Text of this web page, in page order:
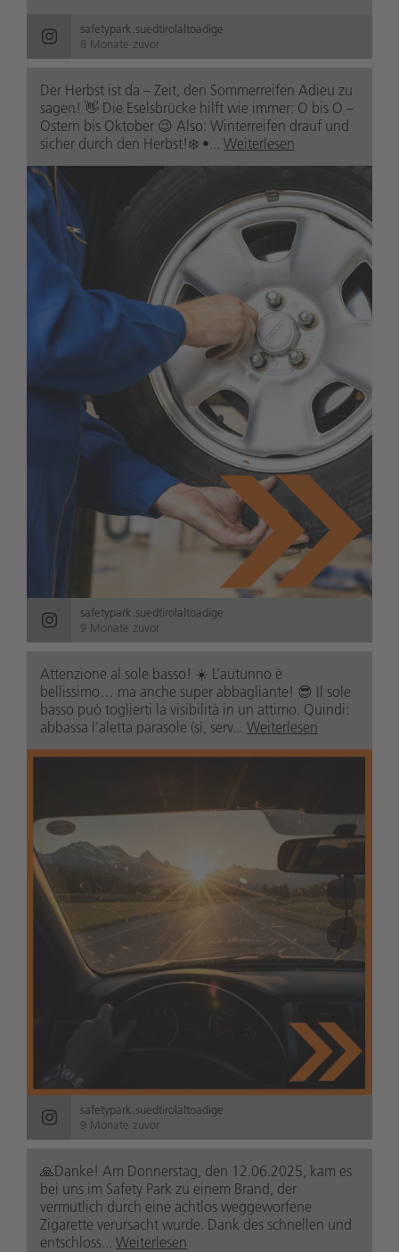
safetypark.suedtirolaltoadige
8 Monate zuvor
Der Herbst ist da – Zeit, den Sommerreifen Adieu zu
sagen! 👋 Die Eselsbrücke hilft wie immer: O bis O –
Ostern bis Oktober 😉 Also: Winterreifen drauf und
sicher durch den Herbst!❄️ •... Weiterlesen
safetypark.suedtirolaltoadige
9 Monate zuvor
Attenzione al sole basso! ☀️ L’autunno è
bellissimo… ma anche super abbagliante! 😎 Il sole
basso può toglierti la visibilità in un attimo. Quindi:
abbassa l’aletta parasole (sì, serv... Weiterlesen
safetypark.suedtirolaltoadige
9 Monate zuvor
🙏Danke! Am Donnerstag, den 12.06.2025, kam es
bei uns im Safety Park zu einem Brand, der
vermutlich durch eine achtlos weggeworfene
Zigarette verursacht wurde. Dank des schnellen und
entschloss... Weiterlesen